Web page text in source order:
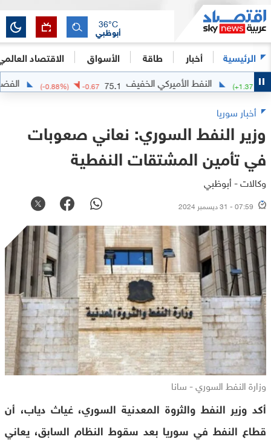
الرئيسية أخبار طاقة الأسواق الاقتصاد
أبوظبي
36°C
النفط الأميركي الخفيف 75.1
-0.67
(-0.88%) الفضة
أخبار سوريا
وزير النفط السوري: نعاني صعوبات
في تأمين المشتقات النفطية
وكالات - أبوظبي
07:59 - 31 ديسمبر 2024
وزارة النفط السوري - سانا
أكد وزير النفط والثروة المعدنية السوري، غياث دياب، أن
قطاع النفط في سوريا بعد سقوط النظام السابق، يعاني